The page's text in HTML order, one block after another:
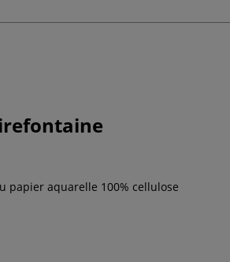
papier aquarelle 100% cellulose